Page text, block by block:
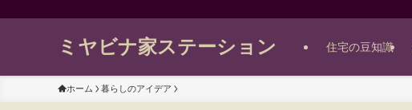
ミヤビナ家ステーション 住宅の豆知識
ホーム 暮らしのアイデア